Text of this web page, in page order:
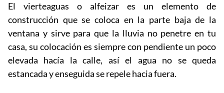
El vierteaguas o alfeizar es un elemento de
construcción que se coloca en la parte baja de la
ventana y sirve para que la lluvia no penetre en tu
casa, su colocación es siempre con pendiente un poco
elevada hacía la calle, así el agua no se queda
estancada y enseguida se repele hacia fuera.